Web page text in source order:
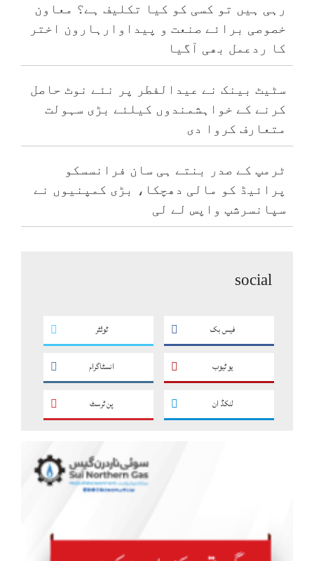
رہی ہیں تو کسی کو کیا تکلیف ہے؟ معاون
خصوصی برائے صنعت و پیداوارہارون اختر
کا ردعمل بھی آگیا
سٹیٹ بینک نے عیدالفطر پر نئے نوٹ حاصل
کرنے کے خواہشمندوں کیلئے بڑی سہولت
متعارف کروا دی
ٹرمپ کے صدر بنتے ہی سان فرانسسکو
پرائیڈ کو مالی دھچکا، بڑی کمپنیوں نے
سپانسرشپ واپس لے لی
social
فیس بک ٹوئٹر
یو ٹیوب انسٹاگرام
لنکڈ ان پن ٹرسٹ